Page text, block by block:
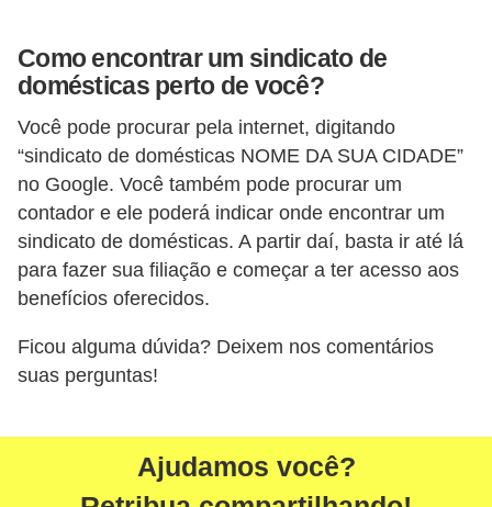
Como encontrar um sindicato de
domésticas perto de você?
Você pode procurar pela internet, digitando
“sindicato de domésticas NOME DA SUA CIDADE”
no Google. Você também pode procurar um
contador e ele poderá indicar onde encontrar um
sindicato de domésticas. A partir daí, basta ir até lá
para fazer sua filiação e começar a ter acesso aos
benefícios oferecidos.
Ficou alguma dúvida? Deixem nos comentários
suas perguntas!
Ajudamos você?
u
m
a
n
o
s
R
e
ó